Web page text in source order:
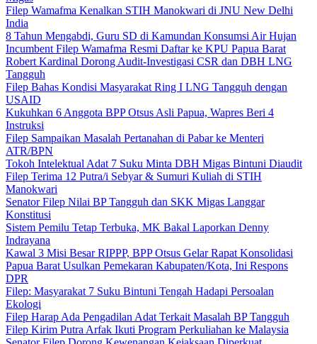
Filep Wamafma Kenalkan STIH Manokwari di JNU New Delhi
India
8 Tahun Mengabdi, Guru SD di Kamundan Konsumsi Air Hujan
Incumbent Filep Wamafma Resmi Daftar ke KPU Papua Barat
Robert Kardinal Dorong Audit-Investigasi CSR dan DBH LNG
Tangguh
Filep Bahas Kondisi Masyarakat Ring I LNG Tangguh dengan
USAID
Kukuhkan 6 Anggota BPP Otsus Asli Papua, Wapres Beri 4
Instruksi
Filep Sampaikan Masalah Pertanahan di Pabar ke Menteri
ATR/BPN
Tokoh Intelektual Adat 7 Suku Minta DBH Migas Bintuni Diaudit
Filep Terima 12 Putra/i Sebyar & Sumuri Kuliah di STIH
Manokwari
Senator Filep Nilai BP Tangguh dan SKK Migas Langgar
Konstitusi
Sistem Pemilu Tetap Terbuka, MK Bakal Laporkan Denny
Indrayana
Kawal 3 Misi Besar RIPPP, BPP Otsus Gelar Rapat Konsolidasi
Papua Barat Usulkan Pemekaran Kabupaten/Kota, Ini Respons
DPR
Filep: Masyarakat 7 Suku Bintuni Tengah Hadapi Persoalan
Ekologi
Filep Harap Ada Pengadilan Adat Terkait Masalah BP Tangguh
Filep Kirim Putra Arfak Ikuti Program Perkuliahan ke Malaysia